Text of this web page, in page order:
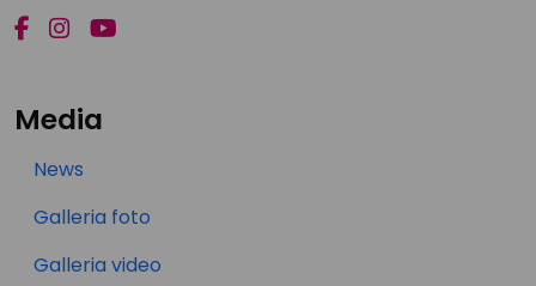
Media
News
Galleria foto
Galleria video